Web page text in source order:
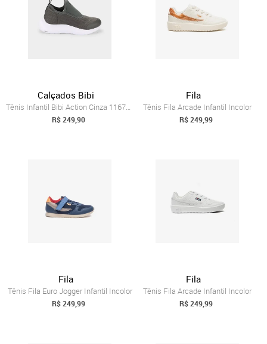
Calçados Bibi
Tênis Infantil Bibi Action Cinza 1167412 25
R$ 249,90
Fila
Tênis Fila Arcade Infantil Incolor
R$ 249,99
Fila
Tênis Fila Euro Jogger Infantil Incolor
R$ 249,99
Fila
Tênis Fila Arcade Infantil Incolor
R$ 249,99